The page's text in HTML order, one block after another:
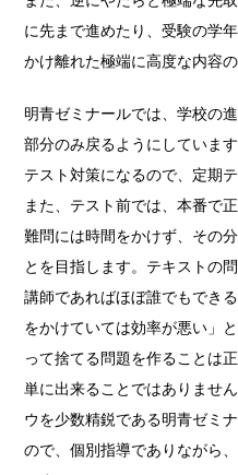
に先まで進めたり、受験の学
かけ離れた極端に高度な内容
明青ゼミナールでは、学校の
部分のみ戻るようにしていま
テスト対策になるので、定期
また、テスト前では、本番で
難問には時間をかけず、その
とを目指します。テキストの
講師であればほぼ誰でもでき
をかけていては効率が悪い」
って捨てる問題を作ることは
単に出来ることではありませ
ウを少数精鋭である明青ゼミ
ので、個別指導でありながら